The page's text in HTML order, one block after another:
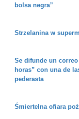
bolsa negra”
Strzelanina w
Se difunde un
horas” con una de
pederasta
Śmiertelna ofiara